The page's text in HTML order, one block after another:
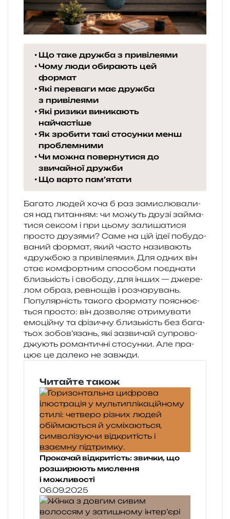
Що таке дружба з привілеями
Чому люди обирають цей
формат
Які переваги має дружба
з привілеями
Які ризики виникають
найчастіше
Як зробити такі стосунки менш
проблемними
Чи можна повернутися до
звичайної дружби
Що варто пам’ятати
Багато людей хоча б раз зами­слю­ва­ли­
ся над пита­н­ням: чи можуть друзі займа­
ти­ся сексом і при цьому зали­ша­ти­ся
про­сто дру­зя­ми? Саме на цій ідеї побу­до­
ва­ний фор­мат, який часто нази­ва­ють
«дру­жбою з при­ві­ле­я­ми». Для одних він
стає ком­фор­тним спосо­бом поєд­на­ти
близь­кість і сво­бо­ду, для інших — дже­ре­
лом образ, рев­но­щів і розчарувань.
Популярність тако­го фор­ма­ту поясню­є­
ться про­сто: він дозво­ляє отри­му­ва­ти
емо­цій­ну та фізи­чну близь­кість без бага­
тьох зобов’язань, які зазви­чай супро­во­
джу­ють роман­ти­чні сто­сун­ки. Але пра­
цює це дале­ко не завжди.
Читайте також
Прокачай відкритість: звички, що
розширюють мислення
і можливості
06.09.2025